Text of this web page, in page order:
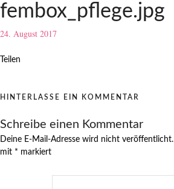
fembox_pflege.jpg
24. August 2017
Teilen
HINTERLASSE EIN KOMMENTAR
Schreibe einen Kommentar
Deine E-Mail-Adresse wird nicht veröffentlicht.
mit * markiert